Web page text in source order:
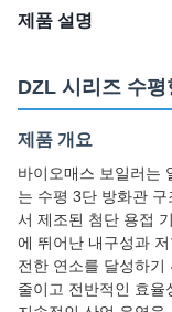
제품 설명
DZL 시리즈 수평
제품 개요
바이오매스 보일러는
는 수평 3단 방화관
서 제조된 첨단 용접
에 뛰어난 내구성과
전한 연소를 달성하기
줄이고 전반적인 효율